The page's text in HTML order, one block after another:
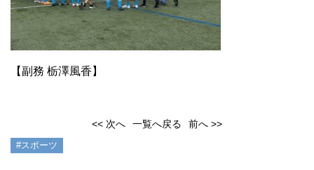
【副務 栃澤風香】
<< 次へ 一覧へ戻る 前へ >>
#スポーツ